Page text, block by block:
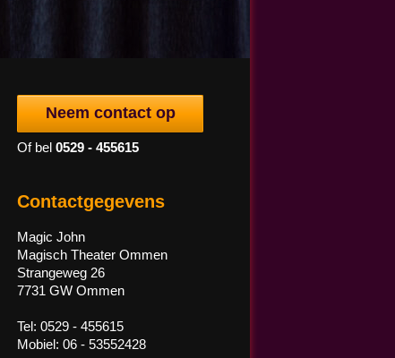
Neem contact op
Of bel 0529 - 455615
Contactgegevens
Magic John
Magisch Theater Ommen
Strangeweg 26
7731 GW Ommen
Tel: 0529 - 455615
Mobiel: 06 - 53552428